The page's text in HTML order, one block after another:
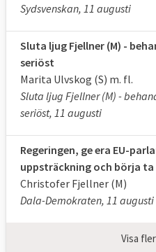
Sydsvenskan, 11 augusti
Sluta ljug Fjellner (M) -
seriöst
Marita Ulvskog (S) m. fl.
Sluta ljug Fjellner (M) -
seriöst, 11 augusti
Regeringen, ge era EU-
uppsträckning och börja
Christofer Fjellner (M)
Dala-Demokraten, 11 augusti
Visa